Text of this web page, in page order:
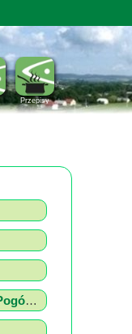
Przepisy
Beskid Niski i Pogórze z drona